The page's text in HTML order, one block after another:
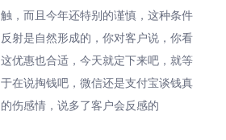
触，而且今年还特别的谨慎，这种条件
反射是自然形成的，你对客户说，你看
这优惠也合适，今天就定下来吧，就等
于在说掏钱吧，微信还是支付宝谈钱真
的伤感情，说多了客户会反感的